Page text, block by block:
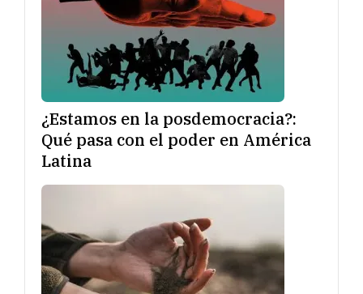
¿Estamos en la posdemocracia?:
Qué pasa con el poder en América
Latina